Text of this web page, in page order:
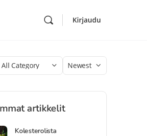
Kirjaudu
Sort
artikkelit
Kolesterolista